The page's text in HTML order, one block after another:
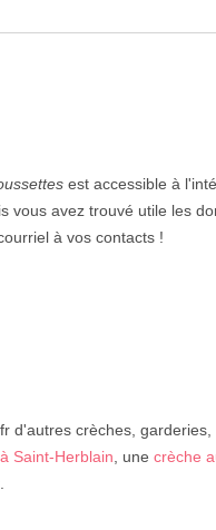
est accessible à
vous avez trouvé utile les
à vos contacts !
d'autres crèches,
Saint-Herblain , une crèche